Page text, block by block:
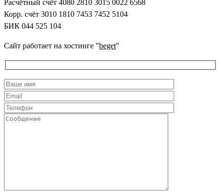
Расчётный счёт 4080 2810 3015 0022 6568
Корр. счёт 3010 1810 7453 7452 5104
БИК 044 525 104
Сайт работает на хостинге "beget"